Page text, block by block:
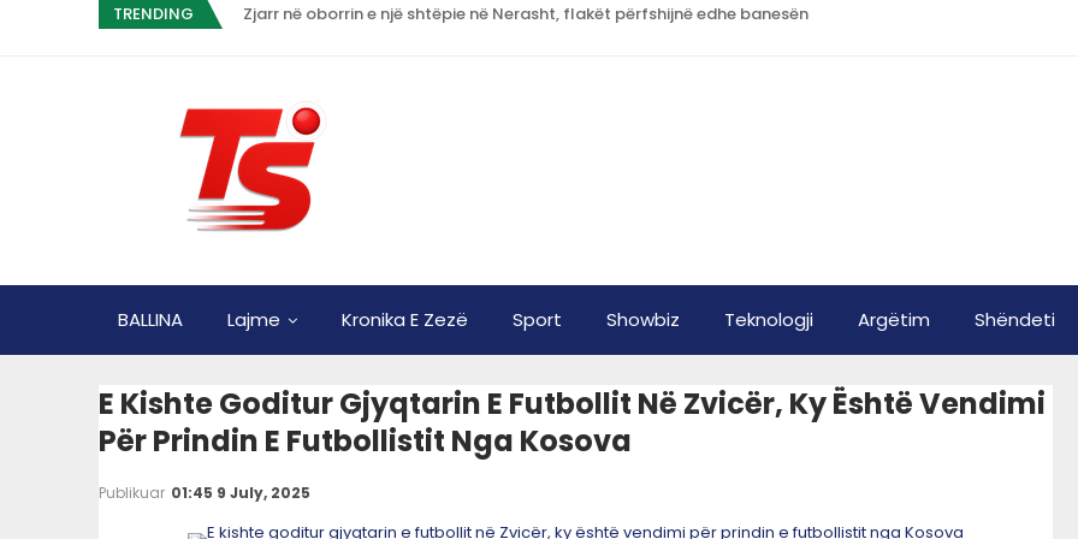
TRENDING Zjarr në oborrin e një shtëpie në Nerasht, flakët përfshijnë edhe banesën
BALLINA Lajme Kronika E Zezë Sport Showbiz Teknologji Argëtim Shëndeti
E Kishte Goditur Gjyqtarin E Futbollit Në Zvicër, Ky Është Vendimi
Për Prindin E Futbollistit Nga Kosova
Publikuar 01:45 9 July, 2025